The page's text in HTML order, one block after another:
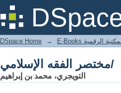
DSpace Home → الرقمية
مختصر الفقه الإسلامي/
التويجري، محمد بن إبراهيم